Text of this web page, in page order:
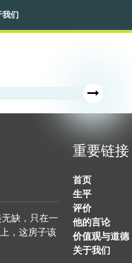
我们
缺，只在一
，这房子该
重要链接
首页
生平
评价
他的言论
价值观与道德
关于我们